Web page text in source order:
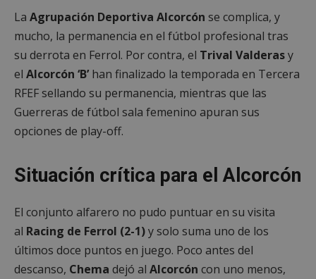
La Agrupación Deportiva Alcorcón se complica, y
mucho, la permanencia en el fútbol profesional tras
su derrota en Ferrol. Por contra, el Trival Valderasy
el Alcorcón ‘B’ han finalizado la temporada en Tercera
RFEF sellando su permanencia, mientras que las
Guerreras de fútbol sala femenino apuran sus
opciones de play-off.
Situación crítica para el Alcorcón
El conjunto alfarero no pudo puntuar en su visita
al Racing de Ferrol (2-1)y solo suma uno de los
últimos doce puntos en juego. Poco antes del
descanso, Chema dejó al Alcorcón con uno menos,